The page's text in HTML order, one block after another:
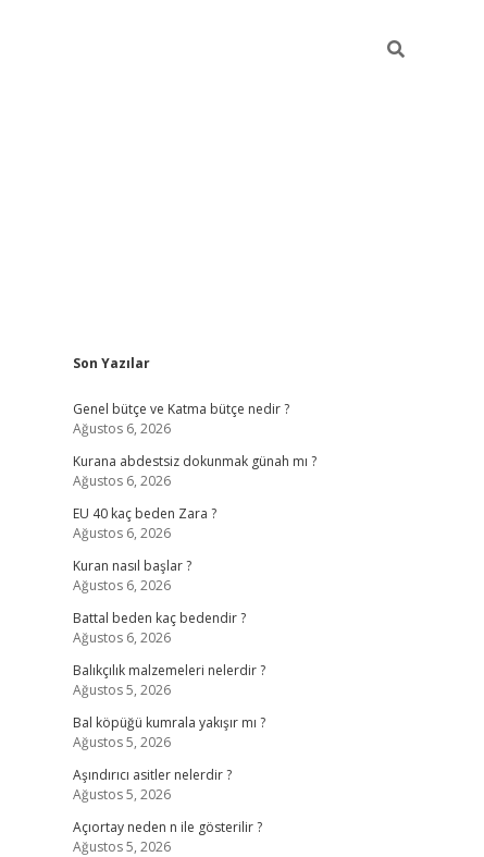
Sidebar
Son Yazılar
Genel bütçe ve Katma bütçe nedir ?
Ağustos 6, 2026
Kurana abdestsiz dokunmak günah mı ?
Ağustos 6, 2026
EU 40 kaç beden Zara ?
Ağustos 6, 2026
Kuran nasıl başlar ?
Ağustos 6, 2026
Battal beden kaç bedendir ?
Ağustos 6, 2026
Balıkçılık malzemeleri nelerdir ?
Ağustos 5, 2026
Bal köpüğü kumrala yakışır mı ?
Ağustos 5, 2026
Aşındırıcı asitler nelerdir ?
Ağustos 5, 2026
Açıortay neden n ile gösterilir ?
Ağustos 5, 2026